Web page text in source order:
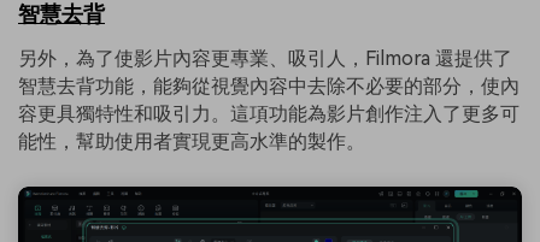
智慧去背
另外，為了使影片內容更專業、吸引人，Filmora 還提供了
智慧去背功能，能夠從視覺內容中去除不必要的部分，使內
容更具獨特性和吸引力。這項功能為影片創作注入了更多可
能性，幫助使用者實現更高水準的製作。